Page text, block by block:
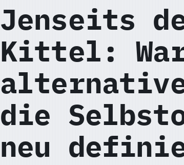
Jenseits
Kittel:
alternative
die
neu